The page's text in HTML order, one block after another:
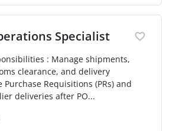
Specialist
: Manage shipments,
clearance, and delivery
Purchase Requisitions (PRs) and
deliveries after PO...